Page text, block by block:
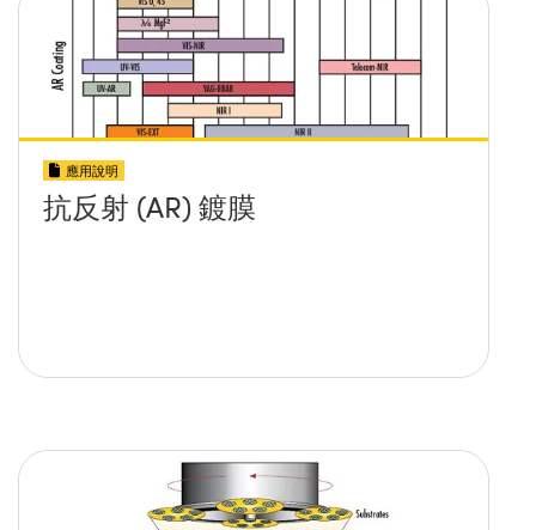
應用說明
抗反射 (AR) 鍍膜